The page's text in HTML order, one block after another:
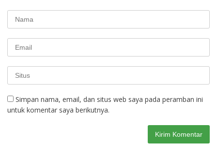
Simpan nama, email, dan situs web saya pada peramban ini
untuk komentar saya berikutnya.